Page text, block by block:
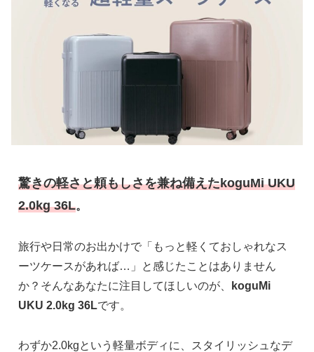
驚きの軽さと頼もしさを兼ね備えたkoguMi UKU
2.0kg 36L。
旅行や日常のお出かけで「もっと軽くておしゃれなス
ーツケースがあれば…」と感じたことはありません
か？そんなあなたに注目してほしいのが、
koguMi
UKU 2.0kg 36Lです。
わずか2.0kgという軽量ボディに、スタイリッシュなデ